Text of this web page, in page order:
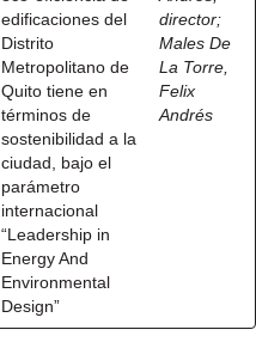
edificaciones del
Distrito
Metropolitano de
Quito tiene en
términos de
sostenibilidad a la
ciudad, bajo el
parámetro
internacional
“Leadership in
Energy And
Environmental
Design”
director;
Males De
La Torre,
Felix
Andrés